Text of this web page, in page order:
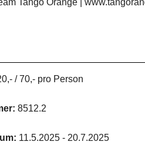
Tango Orange |
/ 70,- pro Person
8512.2
11.5.2025 - 20.7.2025